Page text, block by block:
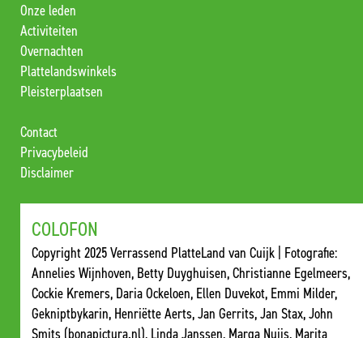
Onze leden
Activiteiten
Overnachten
Plattelandswinkels
Pleisterplaatsen
Contact
Privacybeleid
Disclaimer
COLOFON
Copyright 2025 Verrassend PlatteLand van Cuijk | Fotografie:
Annelies Wijnhoven, Betty Duyghuisen, Christianne Egelmeers,
Cockie Kremers, Daria Ockeloen, Ellen Duvekot, Emmi Milder,
Gekniptbykarin, Henriëtte Aerts, Jan Gerrits, Jan Stax, John